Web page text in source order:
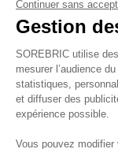
plastique noir 180
5,30 €